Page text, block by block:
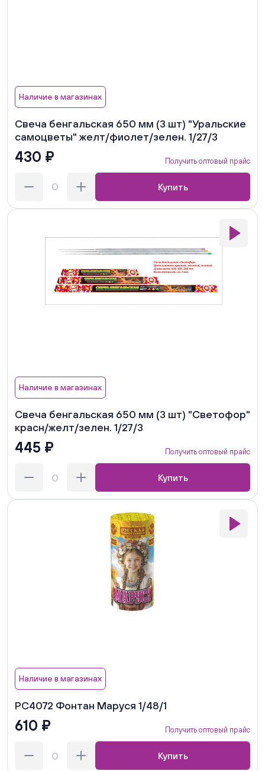
Наличие в магазинах
Свеча бенгальская 650 мм (3 шт) "Уральские
самоцветы" желт/фиолет/зелен. 1/27/3
430 ₽ Получить оптовый прайс
Купить
Наличие в магазинах
Свеча бенгальская 650 мм (3 шт) "Светофор"
красн/желт/зелен. 1/27/3
445 ₽ Получить оптовый прайс
Купить
Наличие в магазинах
РС4072 Фонтан Маруся 1/48/1
610 ₽ Получить оптовый прайс
Купить